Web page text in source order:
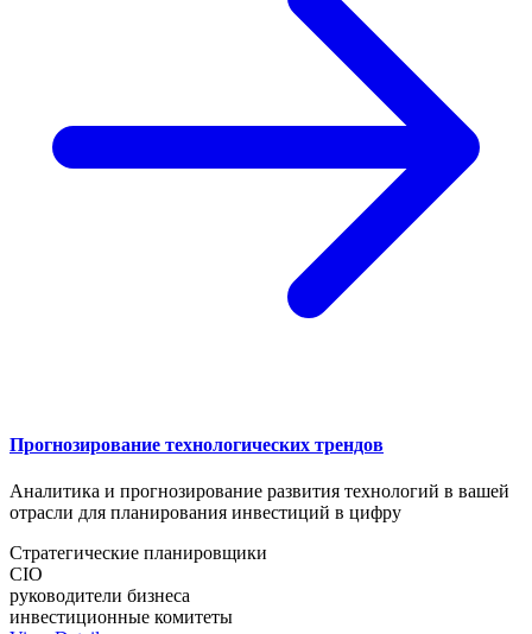
Прогнозирование технологических трендов
Аналитика и прогнозирование развития технологий в вашей
отрасли для планирования инвестиций в цифру
Стратегические планировщики
CIO
руководители бизнеса
инвестиционные комитеты